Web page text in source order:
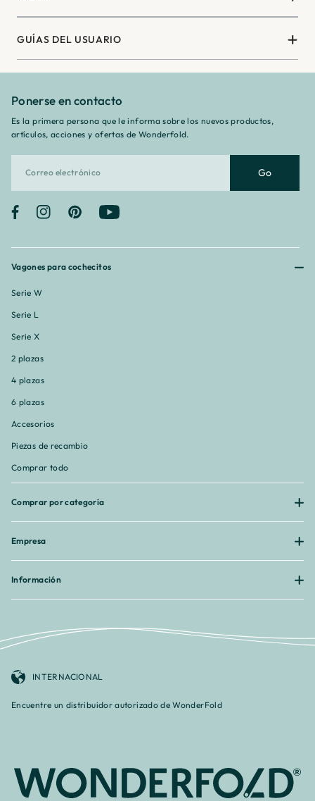
GUÍAS DEL USUARIO
Vagones para cochecitos
Serie W
Serie L
Serie X
2 plazas
4 plazas
6 plazas
Accesorios
Piezas de recambio
Comprar todo
Comprar por categoría
Empresa
Información
Ponerse en contacto
Es la primera persona que le informa sobre los nuevos productos,
artículos, acciones y ofertas de Wonderfold.
Go
FacebookInstagramPinterest YouTube
INTERNACIONAL
Encuentre un distribuidor autorizado de WonderFold